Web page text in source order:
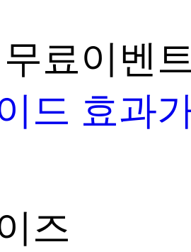
료이벤
드 효과
즈